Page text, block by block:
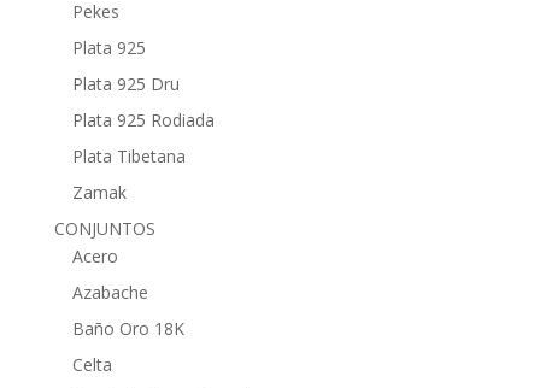
Pekes
Plata 925
Plata 925 Dru
Plata 925 Rodiada
Plata Tibetana
Zamak
CONJUNTOS
Acero
Azabache
Baño Oro 18K
Celta